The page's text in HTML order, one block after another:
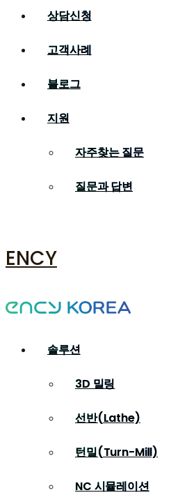
상담신청
고객사례
블로그
지원
자주찾는 질문
질문과 답변
ENCY
솔루션
3D 밀링
선반(Lathe)
턴밀(Turn-Mill)
NC 시뮬레이션